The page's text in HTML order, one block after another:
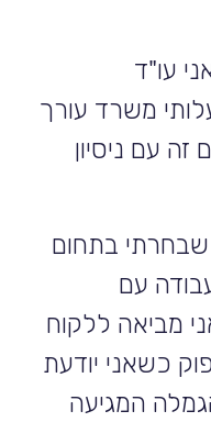
עו"ד
משרד עורך
עם ניסיון
שבחרתי בתחום
עם
מביאה ללקוח
כשאני יודעת
המגיעה